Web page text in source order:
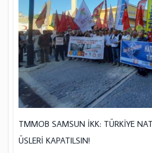
TMMOB SAMSUN İKK: TÜRKİYE
ÜSLERİ KAPATILSIN!